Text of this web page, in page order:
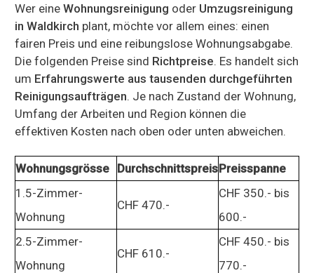
Wer eine Wohnungsreinigung oder Umzugsreinigung
in Waldkirch plant, möchte vor allem eines: einen
fairen Preis und eine reibungslose Wohnungsabgabe.
Die folgenden Preise sind Richtpreise. Es handelt sich
um Erfahrungswerte aus tausenden durchgeführten
Reinigungsaufträgen. Je nach Zustand der Wohnung,
Umfang der Arbeiten und Region können die
effektiven Kosten nach oben oder unten abweichen.
Wohnungsgrösse DurchschnittspreisPreisspanne
1.5-Zimmer-
Wohnung
CHF 470.-
CHF 350.- bis
600.-
2.5-Zimmer-
Wohnung
CHF 610.-
CHF 450.- bis
770.-